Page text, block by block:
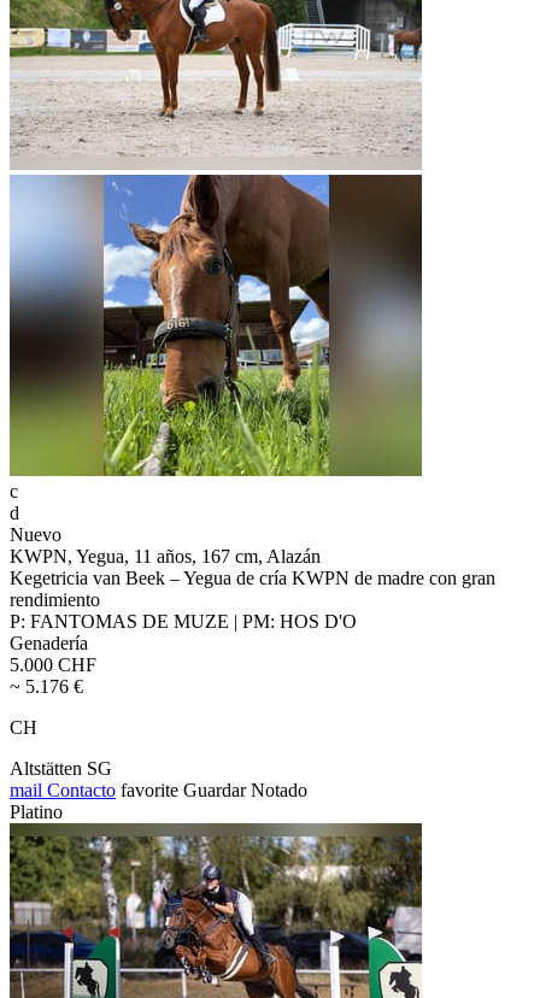
c
d
Nuevo
KWPN, Yegua, 11 años, 167 cm, Alazán
Kegetricia van Beek – Yegua de cría KWPN de madre con gran
rendimiento
P: FANTOMAS DE MUZE | PM: HOS D'O
Genadería
5.000 CHF
~ 5.176 €
CH
Altstätten SG
mail Contacto favorite Guardar Notado
Platino